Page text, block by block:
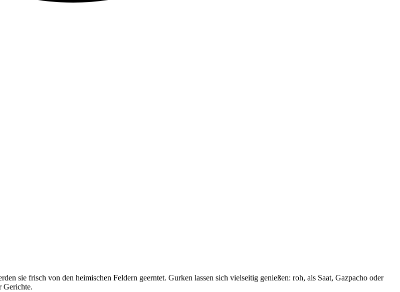
sie frisch von den hei­mischen Feldern geerntet. Gurken lassen sich viel­seitig genießen: roh, als Saat, Gaz­pacho oder
Gerichte.